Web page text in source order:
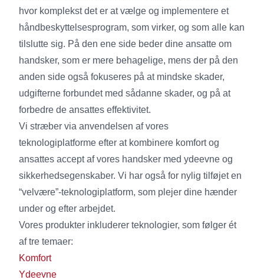
hvor komplekst det er at vælge og implementere et
håndbeskyttelsesprogram, som virker, og som alle kan
tilslutte sig. På den ene side beder dine ansatte om
handsker, som er mere behagelige, mens der på den
anden side også fokuseres på at mindske skader,
udgifterne forbundet med sådanne skader, og på at
forbedre de ansattes effektivitet.
Vi stræber via anvendelsen af vores
teknologiplatforme efter at kombinere komfort og
ansattes accept af vores handsker med ydeevne og
sikkerhedsegenskaber. Vi har også for nylig tilføjet en
“velvære”-teknologiplatform, som plejer dine hænder
under og efter arbejdet.
Vores produkter inkluderer teknologier, som følger ét
af tre temaer:
Komfort
Ydeevne